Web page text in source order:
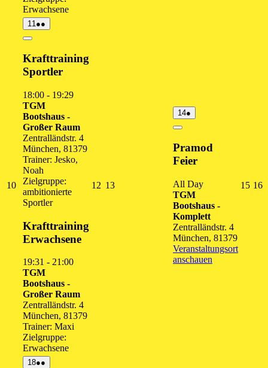
Erwachsene
1010.
August
2026
1111.
August
●●
Veranstaltungen)
Close
Krafttraining
Sportler
18:00 - 19:29
TGM
Bootshaus -
Großer Raum
Zentralländstr. 4
München, 81379
Trainer: Jesko,
Noah
Zielgruppe:
ambitionierte
Sportler
Krafttraining
Erwachsene
19:31 - 21:00
TGM
Bootshaus -
Großer Raum
Zentralländstr. 4
München, 81379
Trainer: Maxi
Zielgruppe:
Erwachsene
12 12.
1313.
1414.
August
●
Veranstaltung)
Close
Pramod
Feier
All Day
TGM
Bootshaus -
Komplett
Zentralländstr. 4
München, 81379
Veranstaltungsort
anschauen
1515.
16
1818.
●●